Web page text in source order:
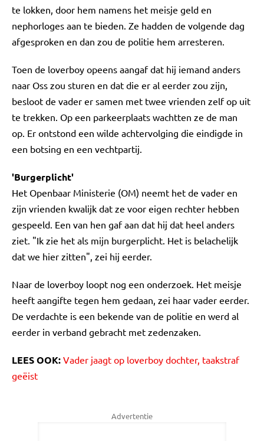
te lokken, door hem namens het meisje geld en
nephorloges aan te bieden. Ze hadden de volgende dag
afgesproken en dan zou de politie hem arresteren.
Toen de loverboy opeens aangaf dat hij iemand anders
naar Oss zou sturen en dat die er al eerder zou zijn,
besloot de vader er samen met twee vrienden zelf op uit
te trekken. Op een parkeerplaats wachtten ze de man
op. Er ontstond een wilde achtervolging die eindigde in
een botsing en een vechtpartij.
'Burgerplicht'
Het Openbaar Ministerie (OM) neemt het de vader en
zijn vrienden kwalijk dat ze voor eigen rechter hebben
gespeeld. Een van hen gaf aan dat hij dat heel anders
ziet. "Ik zie het als mijn burgerplicht. Het is belachelijk
dat we hier zitten", zei hij eerder.
Naar de loverboy loopt nog een onderzoek. Het meisje
heeft aangifte tegen hem gedaan, zei haar vader eerder.
De verdachte is een bekende van de politie en werd al
eerder in verband gebracht met zedenzaken.
LEES OOK: Vader jaagt op loverboy dochter, taakstraf
geëist
Advertentie